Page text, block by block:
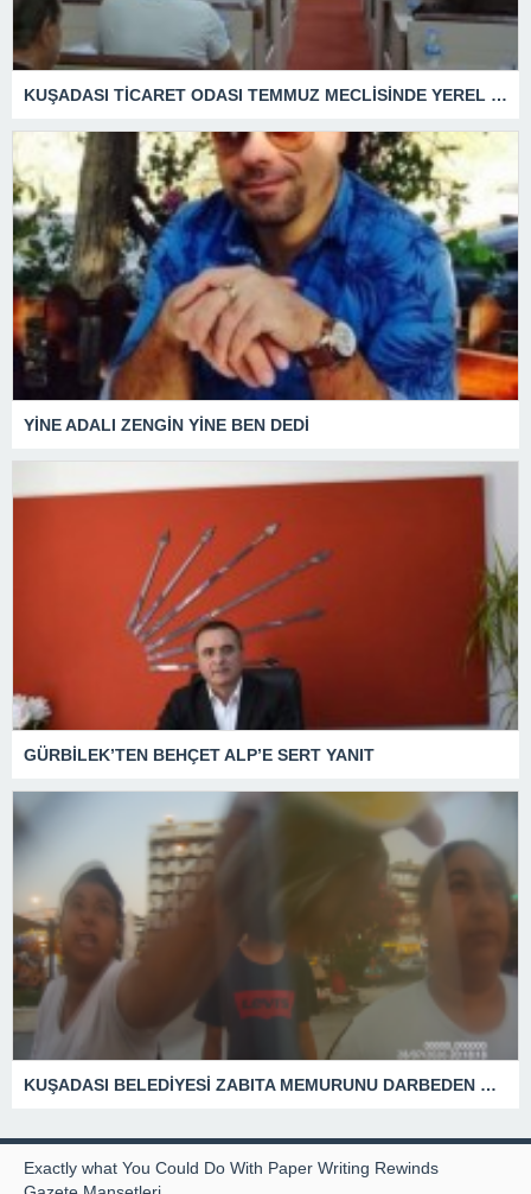
KUŞADASI TİCARET ODASI TEMMUZ MECLİSİNDE YEREL İŞLETMELERE ANLAMLI DESTEK
YİNE ADALI ZENGİN YİNE BEN DEDİ
GÜRBİLEK’TEN BEHÇET ALP’E SERT YANIT
KUŞADASI BELEDİYESİ ZABITA MEMURUNU DARBEDEN DİLENCİ 2 KADIN TUTUKLANDI
Exactly what You Could Do With Paper Writing Rewinds